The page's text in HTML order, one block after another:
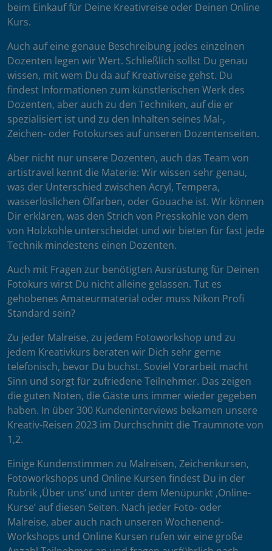
beim Einkauf für Deine Kreativreise oder Deinen Online
Kurs.
Auch auf eine genaue Beschreibung jedes einzelnen
Dozenten legen wir Wert. Schließlich sollst Du genau
wissen, mit wem Du da auf Kreativreise gehst. Du
findest Informationen zum künstlerischen Werk des
Dozenten, aber auch zu den Techniken, auf die er
spezialisiert ist und zu den Inhalten seines Mal-,
Zeichen- oder Fotokurses auf unseren Dozentenseiten.
Aber nicht nur unsere Dozenten, auch das Team von
artistravel kennt die Materie: Wir wissen sehr genau,
was der Unterschied zwischen Acryl, Tempera,
wasserlöslichen Ölfarben, oder Gouache ist. Wir können
Dir erklären, was den Strich von Presskohle von dem
von Holzkohle unterscheidet und wir bieten für fast jede
Technik mindestens einen Dozenten.
Auch mit Fragen zur benötigten Ausrüstung für Deinen
Fotokurs wirst Du nicht alleine gelassen. Tut es
gehobenes Amateurmaterial oder muss Nikon Profi
Standard sein?
Zu jeder Malreise, zu jedem Fotoworkshop und zu
jedem Kreativkurs beraten wir Dich sehr gerne
telefonisch, bevor Du buchst. Soviel Vorarbeit macht
Sinn und sorgt für zufriedene Teilnehmer. Das zeigen
die guten Noten, die Gäste uns immer wieder gegeben
haben. In über 300 Kundeninterviews bekamen unsere
Kreativ-Reisen 2023 im Durchschnitt die Traumnote von
1,2.
Einige Kundenstimmen zu Malreisen, Zeichenkursen,
Fotoworkshops und Online Kursen findest Du in der
Rubrik ‚Über uns’ und unter dem Menüpunkt ‚Online-
Kurse’ auf diesen Seiten. Nach jeder Foto- oder
Malreise, aber auch nach unseren Wochenend-
Workshops und Online Kursen rufen wir eine große